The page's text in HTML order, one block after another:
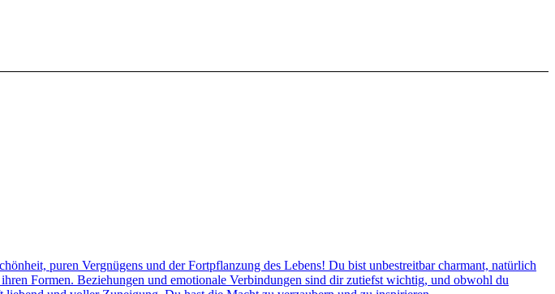
puren Vergnügens und der Fortpflanzung des Lebens! Du bist unbestreitbar charmant, natürlich
Formen. Beziehungen und emotionale Verbindungen sind dir zutiefst wichtig, und obwohl du